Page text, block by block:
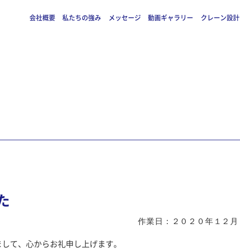
会社概要 私たちの強み メッセージ 動画ギャラリー クレーン設計
作業日：２０２０年１２月
て、心からお礼申し上げます。